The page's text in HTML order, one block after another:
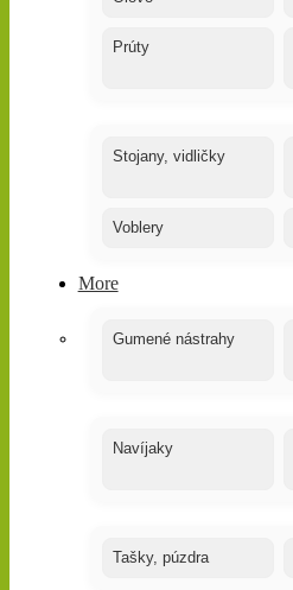
Prúty
Stojany, vidličky
Voblery
More
Gumené nástrahy
Navíjaky
Tašky, púzdra